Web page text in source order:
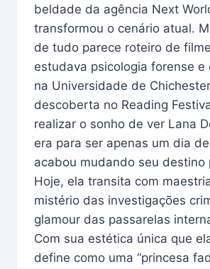
beldade da agência Next
transformou o cenário atual.
de tudo parece roteiro de
estudava psicologia forense e
na Universidade de
descoberta no Reading
realizar o sonho de ver Lana
era para ser apenas um dia
acabou mudando seu destino
Hoje, ela transita com
mistério das investigações
glamour das passarelas
Com sua estética única que
define como uma “princesa